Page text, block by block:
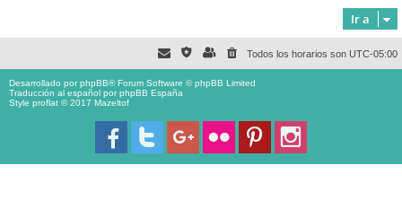
Ir a
Todos los horarios son UTC-05:00
Desarrollado porphpBB® Forum Software © phpBB Limited
Traducción al español porphpBB España
Style proflat © 2017 Mazeltof